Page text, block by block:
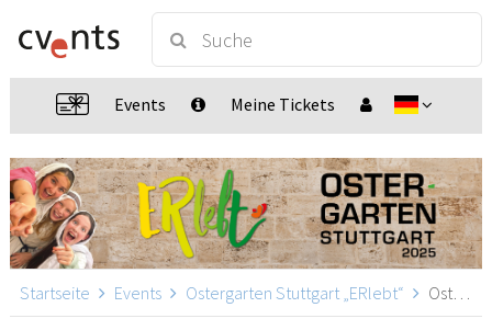
Events Meine Tickets
Startseite Events Ostergarten Stuttgart „ERlebt“ Ostergarten Stuttgart „ERlebt“ - 15:40 Uhr Führung, Stuttgart